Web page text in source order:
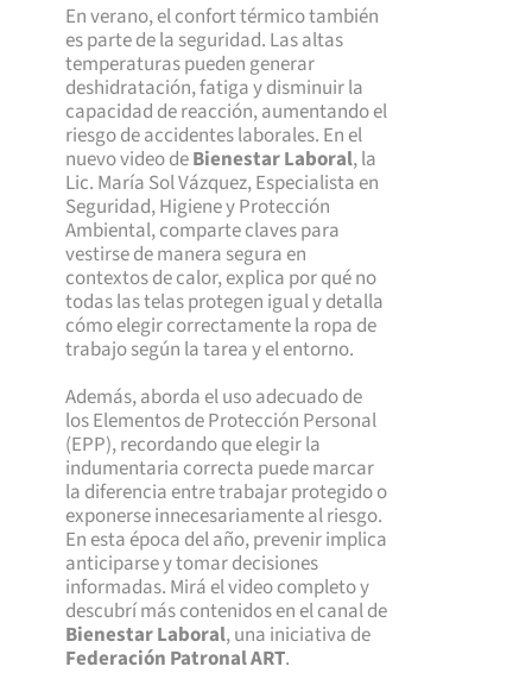
En verano, el confort térmico también
es parte de la seguridad. Las altas
temperaturas pueden generar
deshidratación, fatiga y disminuir la
capacidad de reacción, aumentando el
riesgo de accidentes laborales. En el
nuevo video deBienestar Laboral, la
Lic. María Sol Vázquez, Especialista en
Seguridad, Higiene y Protección
Ambiental, comparte claves para
vestirse de manera segura en
contextos de calor, explica por qué no
todas las telas protegen igual y detalla
cómo elegir correctamente la ropa de
trabajo según la tarea y el entorno.
Además, aborda el uso adecuado de
los Elementos de Protección Personal
(EPP), recordando que elegir la
indumentaria correcta puede marcar
la diferencia entre trabajar protegido o
exponerse innecesariamente al riesgo.
En esta época del año, prevenir implica
anticiparse y tomar decisiones
informadas. Mirá el video completo y
descubrí más contenidos en el canal de
Bienestar Laboral, una iniciativa de
Federación Patronal ART.